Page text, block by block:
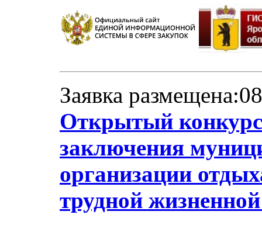
Заявка
Открытый
заключения
организации
трудной